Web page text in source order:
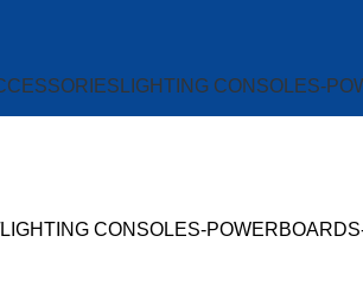
LIGHTING CONSOLES-
LIGHTING CONSOLES-